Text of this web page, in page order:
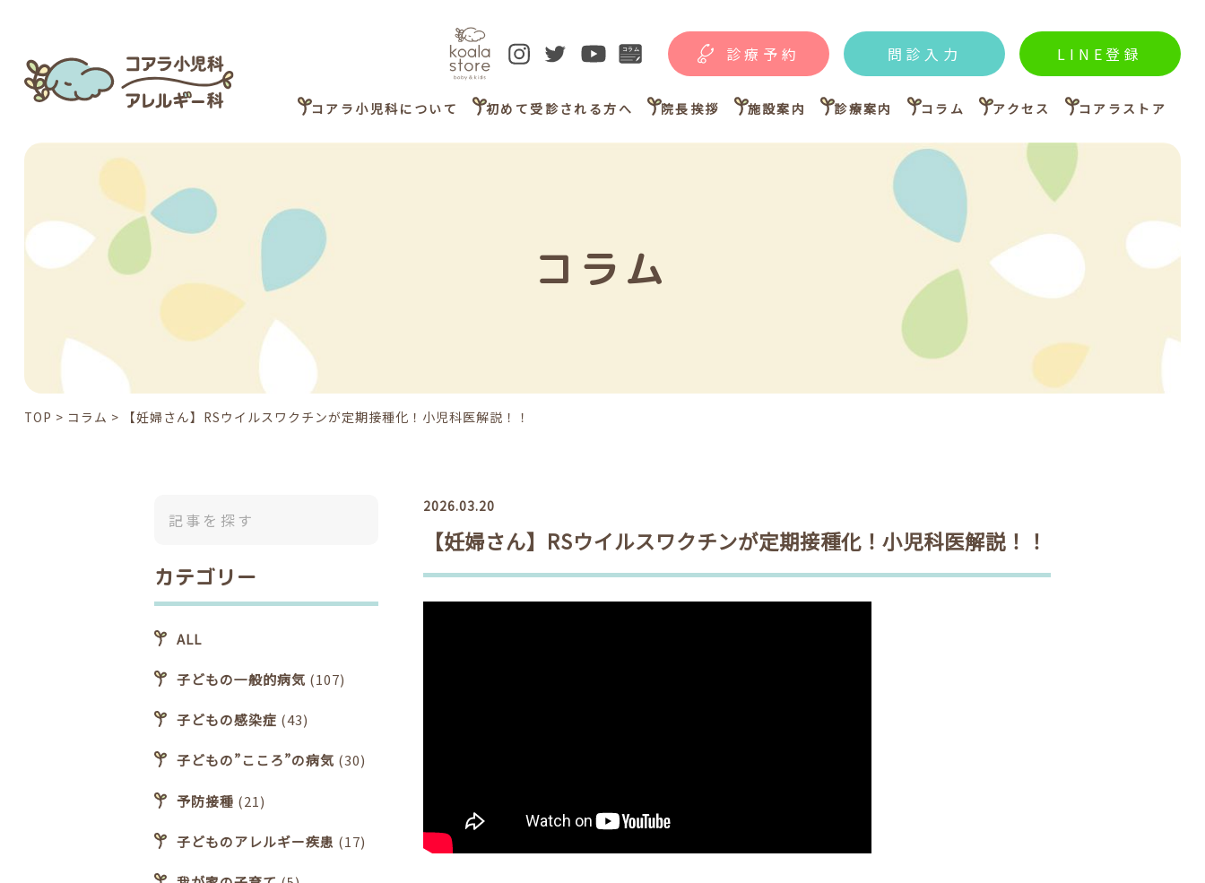
診療予約 問診入力 LINE登録
コアラ小児科について 初めて受診される方へ 院長挨拶 施設案内 診療案内 コラム アクセス コアラストア
コラム
TOP > コラム > 【妊婦さん】RSウイルスワクチンが定期接種化！小児科医解説！！
2026.03.20
【妊婦さん】RSウイルスワクチンが定期接種化！小児科医解説！！
カテゴリー
ALL
子どもの一般的病気 (107)
子どもの感染症 (43)
子どもの”こころ”の病気 (30)
予防接種 (21)
子どものアレルギー疾患 (17)